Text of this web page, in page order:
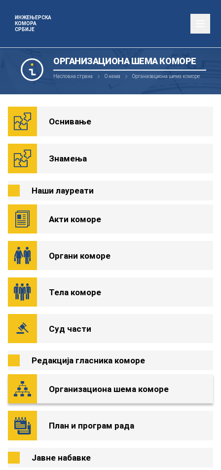
ИНЖЕЊЕРСКА
КОМОРА
СРБИЈЕ
ОРГАНИЗАЦИОНА ШЕМА КОМОРЕ
Насловна страна О нама Организациона шема коморе
Оснивање
Знамења
Наши лауреати
Акти коморе
Органи коморе
Тела коморе
Суд части
Редакција гласника коморе
Организациона шема коморе
План и програм рада
Јавне набавке